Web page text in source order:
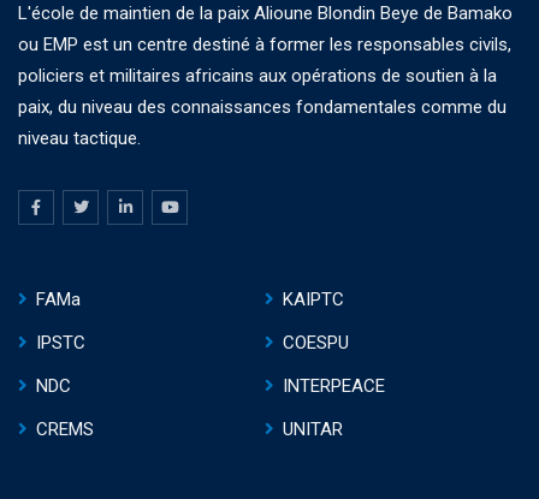
L'école de maintien de la paix Alioune Blondin Beye de Bamako
ou EMP est un centre destiné à former les responsables civils,
policiers et militaires africains aux opérations de soutien à la
paix, du niveau des connaissances fondamentales comme du
niveau tactique.
FAMa
KAIPTC
IPSTC
COESPU
NDC
INTERPEACE
CREMS
UNITAR